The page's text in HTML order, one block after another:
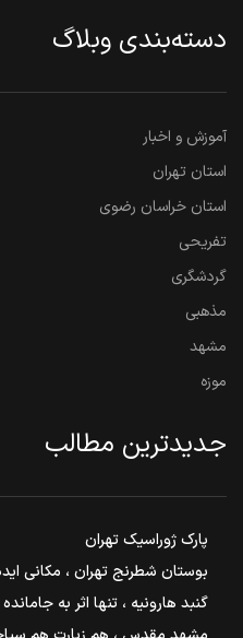
دسته‌بندی وبلاگ
آموزش و اخبار
استان تهران
استان خراسان رضوی
تفریحی
گردشگری
مذهبی
مشهد
موزه
جدیدترین مطالب
پارک ژوراسیک تهران
بوستان شطرنج تهران ، مکانی
گنبد هارونیه ، تنها اثر به